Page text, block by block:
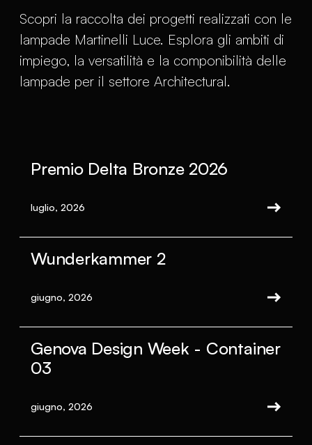
Scopri la raccolta dei progetti realizzati con le
lampade Martinelli Luce. Esplora gli ambiti di
impiego, la versatilità e la componibilità delle
lampade per il settore Architectural.
Premio Delta Bronze 2026
luglio, 2026
Wunderkammer 2
giugno, 2026
Genova Design Week - Container
03
giugno, 2026